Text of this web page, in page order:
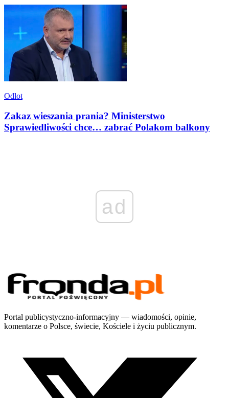
Odlot
Zakaz wieszania prania? Ministerstwo
Sprawiedliwości chce… zabrać Polakom balkony
ad
Portal publicystyczno-informacyjny — wiadomości, opinie,
komentarze o Polsce, świecie, Kościele i życiu publicznym.